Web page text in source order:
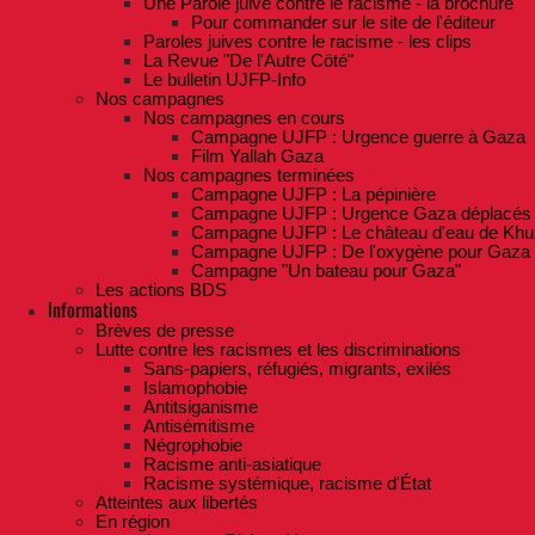
Pour commander sur le site de l'éditeur
Paroles juives contre le racisme - les clips
La Revue "De l'Autre Côté"
Le bulletin UJFP-Info
Nos campagnes
Nos campagnes en cours
Campagne UJFP : Urgence guerre à Gaza
Film Yallah Gaza
Nos campagnes terminées
Campagne UJFP : La pépinière
Campagne UJFP : Urgence Gaza déplacés
Campagne UJFP : Le château d'eau de
Campagne UJFP : De l'oxygène pour Gaza
Campagne "Un bateau pour Gaza"
Les actions BDS
Informations
Brèves de presse
Lutte contre les racismes et les discriminations
Sans-papiers, réfugiés, migrants, exilés
Islamophobie
Antitsiganisme
Antisémitisme
Négrophobie
Racisme anti-asiatique
Racisme systémique, racisme d'État
Atteintes aux libertés
En région